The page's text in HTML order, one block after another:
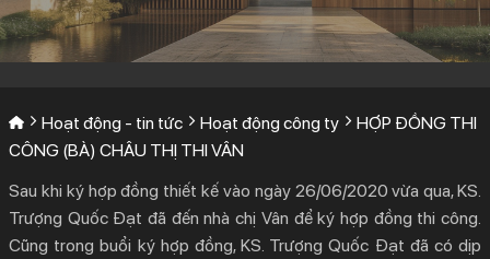
Hoạt động - tin tức Hoạt động công ty
HỢP ĐỒNG THI
CÔNG (BÀ) CHÂU THỊ THI VÂN
Sau khi ký hợp đồng thiết kế vào ngày 26/06/2020 vừa qua, KS.
Trượng Quốc Đạt đã đến nhà chị Vân để ký hợp đồng thi công.
Cũng trong buổi ký hợp đồng, KS. Trượng Quốc Đạt đã có dịp